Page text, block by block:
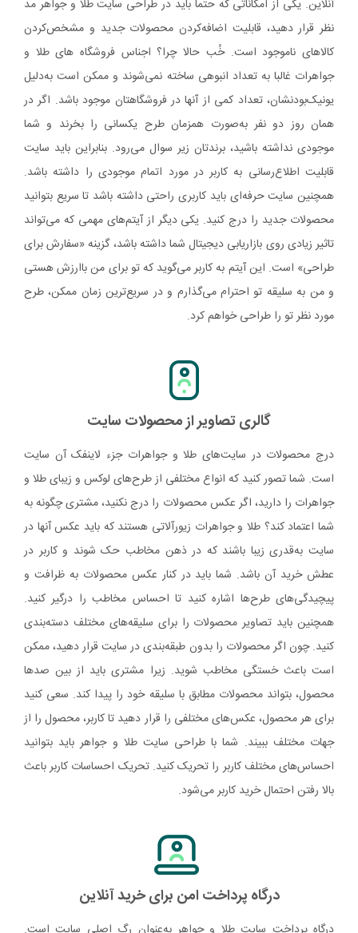
آنلاین. یکی از امکاناتی که حتما باید در طراحی سایت طلا و جواهر مد
نظر قرار دهید، قابلیت اضافه‌کردن محصولات جدید و مشخص‌کردن
کالاهای ناموجود است. خُب حالا چرا؟ اجناس فروشگاه های طلا و
جواهرات غالبا به تعداد انبوهی ساخته نمی‌شوند و ممکن است به‌دلیل
یونیک‌بودنشان، تعداد کمی از آنها در فروشگاهتان موجود باشد. اگر در
همان روز دو نفر به‌صورت همزمان طرح یکسانی را بخرند و شما
موجودی نداشته باشید، برندتان زیر سوال می‌رود. بنابراین باید سایت
قابلیت اطلاع‌رسانی به کاربر در مورد اتمام موجودی را داشته باشد.
همچنین سایت حرفه‌ای باید کاربری راحتی داشته باشد تا سریع بتوانید
محصولات جدید را درج کنید. یکی دیگر از آیتم‌های مهمی که می‌تواند
تاثیر زیادی روی بازاریابی دیجیتال شما داشته باشد، گزینه «سفارش برای
طراحی» است. این آیتم به کاربر می‌گوید که تو برای من باارزش هستی
و من به سلیقه تو احترام می‌گذارم و در سریع‌ترین زمان ممکن، طرح
مورد نظر تو را طراحی خواهم کرد.
گالری تصاویر از محصولات سایت
درج محصولات در سایت‌های طلا و جواهرات جزء لاینفک آن سایت
است. شما تصور کنید که انواع مختلفی از طرح‌های لوکس و زیبای طلا و
جواهرات را دارید، اگر عکس محصولات را درج نکنید، مشتری چگونه به
شما اعتماد کند؟ طلا و جواهرات زیورآلاتی هستند که باید عکس آنها در
سایت به‌قدری زیبا باشند که در ذهن مخاطب حک شوند و کاربر در
عطش خرید آن باشد. شما باید در کنار عکس محصولات به ظرافت و
پیچیدگی‌های طرح‌ها اشاره کنید تا احساس مخاطب را درگیر کنید.
همچنین باید تصاویر محصولات را برای سلیقه‌های مختلف دسته‌بندی
کنید. چون اگر محصولات را بدون طبقه‌بندی در سایت قرار دهید، ممکن
است باعث خستگی مخاطب شوید. زیرا مشتری باید از بین صدها
محصول، بتواند محصولات مطابق با سلیقه خود را پیدا کند. سعی کنید
برای هر محصول، عکس‌های مختلفی را قرار دهید تا کاربر، محصول را از
جهات مختلف ببیند. شما با طراحی سایت طلا و جواهر باید بتوانید
احساس‌های مختلف کاربر را تحریک کنید. تحریک احساسات کاربر باعث
بالا رفتن احتمال خرید کاربر می‌شود.
درگاه پرداخت امن برای خرید آنلاین